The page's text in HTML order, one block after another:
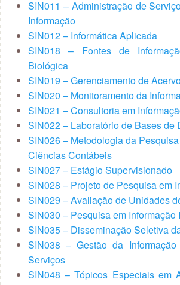
SIN011 – Administração de
Informação
SIN012 – Informática Aplicada
SIN018 – Fontes de
Biológica
SIN019 – Gerenciamento de
SIN020 – Monitoramento da
SIN021 – Consultoria em
SIN022 – Laboratório de Bases de
SIN026 – Metodologia da
Ciências Contábeis
SIN027 – Estágio Supervisionado
SIN028 – Projeto de Pesquisa em
SIN029 – Avaliação de Unidades
SIN030 – Pesquisa em Informação
SIN035 – Disseminação Seletiva
SIN038 – Gestão da
Serviços
SIN048 – Tópicos Especiais em